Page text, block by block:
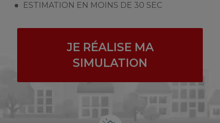
ESTIMATION EN MOINS DE 30 SEC
JE RÉALISE MA
SIMULATION